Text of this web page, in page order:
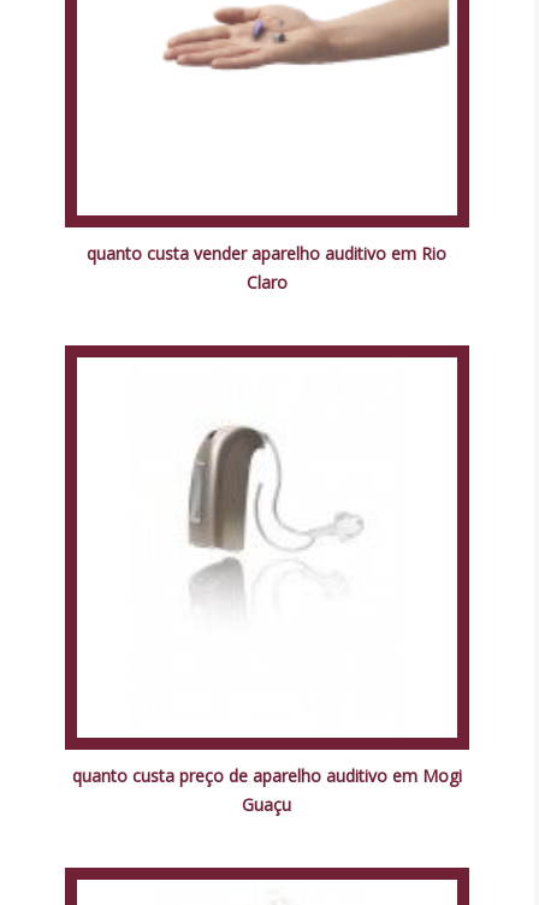
quanto custa vender aparelho auditivo em Rio
Claro
quanto custa preço de aparelho auditivo em Mogi
Guaçu